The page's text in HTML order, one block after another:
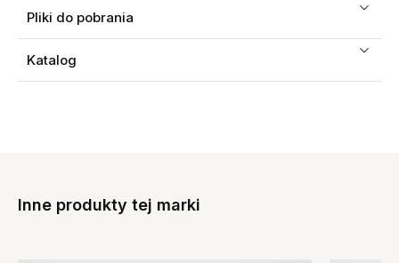
Pliki do pobrania
Katalog
Inne produkty tej marki